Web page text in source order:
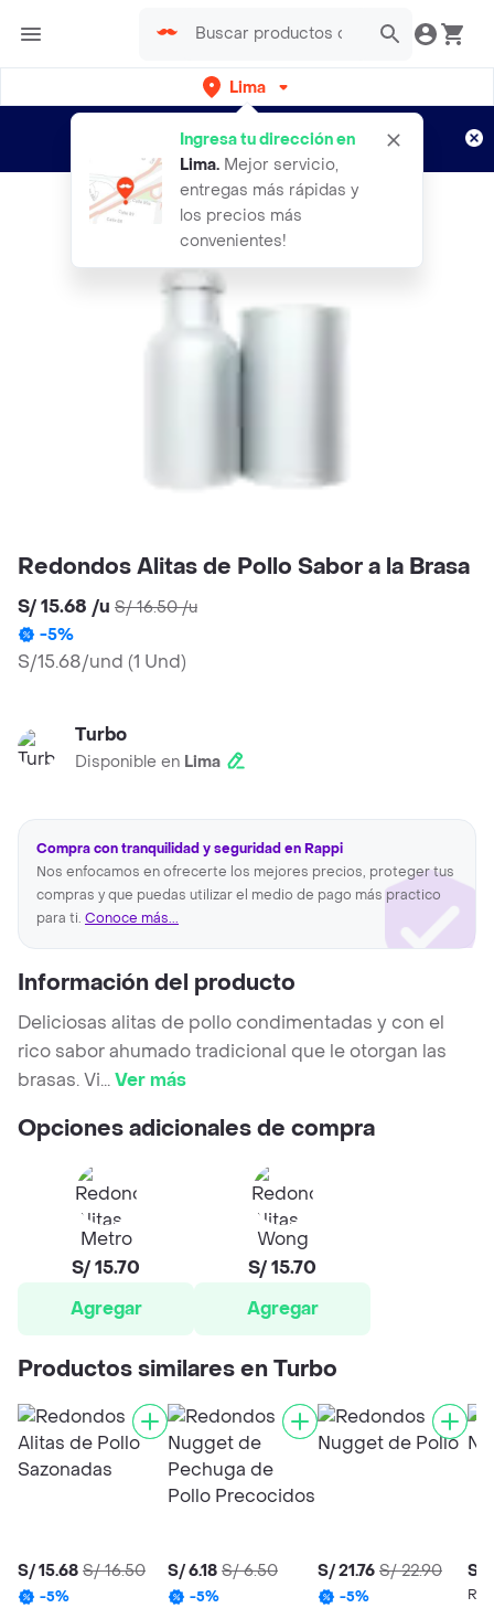
Lima
Ingresa tu dirección en
Lima. Mejor servicio,
entregas más rápidas y
los precios más
convenientes!
envíos gratis por semanas
Aplican TyC
Redondos Alitas de Pollo Sabor a la Brasa
S/ 15.68 /u S/ 16.50/u
-5%
S/15.68/und (1 Und)
Turbo
Disponible en Lima
Compra con tranquilidad y seguridad en Rappi
Nos enfocamos en ofrecerte los mejores precios, proteger tus
compras y que puedas utilizar el medio de pago más practico
para ti. Conoce más...
Información del producto
Deliciosas alitas de pollo condimentadas y con el
rico sabor ahumado tradicional que le otorgan las
brasas. Vi...Ver más
Opciones adicionales de compra
Metro
S/ 15.70
Agregar
Wong
S/ 15.70
Agregar
Productos similares en Turbo
S/ 15.68 S/ 16.50
-5%
S/ 6.18 S/ 6.50
-5%
S/ 21.76 S/ 22.90
-5%
S/